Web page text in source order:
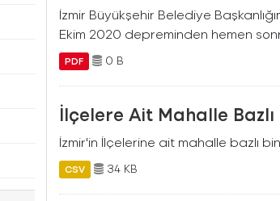
İzmir Büyükşehir Belediye
Ekim 2020 depreminden hemen
PDF 0 B
İlçelere Ait Mahalle Bazlı
İzmir'in İlçelerine ait mahalle bazlı
CSV 34 KB